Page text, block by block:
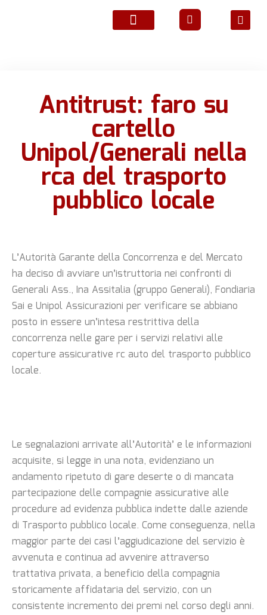
Antitrust: faro su
cartello
Unipol/Generali nella
rca del trasporto
pubblico locale
L’Autorità Garante della Concorrenza e del Mercato
ha deciso di avviare un’istruttoria nei confronti di
Generali Ass., Ina Assitalia (gruppo Generali), Fondiaria
Sai e Unipol Assicurazioni per verificare se abbiano
posto in essere un’intesa restrittiva della
concorrenza nelle gare per i servizi relativi alle
coperture assicurative rc auto del trasporto pubblico
locale.
Le segnalazioni arrivate all’Autorità’ e le informazioni
acquisite, si legge in una nota, evidenziano un
andamento ripetuto di gare deserte o di mancata
partecipazione delle compagnie assicurative alle
procedure ad evidenza pubblica indette dalle aziende
di Trasporto pubblico locale. Come conseguenza, nella
maggior parte dei casi l’aggiudicazione del servizio è
avvenuta e continua ad avvenire attraverso
trattativa privata, a beneficio della compagnia
storicamente affidataria del servizio, con un
consistente incremento dei premi nel corso degli anni.